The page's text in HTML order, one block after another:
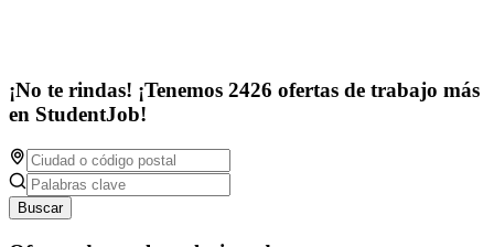
¡No te rindas! ¡Tenemos 2426 ofertas de trabajo más
en StudentJob!
Buscar